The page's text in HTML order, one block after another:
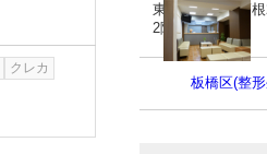
クレカ
東京都板橋区蓮
2階
板橋区(整